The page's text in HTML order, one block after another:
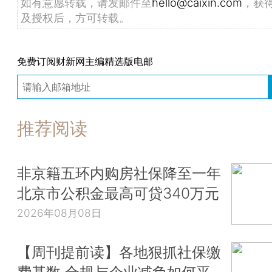
及授权后，方可转载。
免费订阅财新网主编精选版电邮
推荐阅读
非京籍五环内购房社保降至一年
北京市公积金最高可贷340万元
2026年08月08日
【周刊提前读】各地狠抓社保缴